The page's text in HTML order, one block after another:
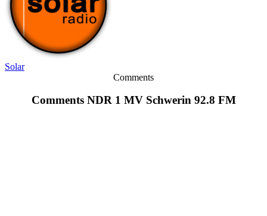
Solar
Comments
Comments NDR 1 MV Schwerin 92.8 FM